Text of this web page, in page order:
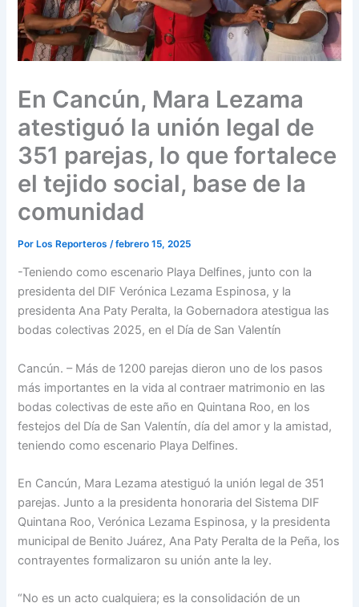
En Cancún, Mara Lezama
atestiguó la unión legal de
351 parejas, lo que fortalece
el tejido social, base de la
comunidad
PorLos Reporteros /febrero 15, 2025
-Teniendo como escenario Playa Delfines, junto con la
presidenta del DIF Verónica Lezama Espinosa, y la
presidenta Ana Paty Peralta, la Gobernadora atestigua las
bodas colectivas 2025, en el Día de San Valentín
Cancún. – Más de 1200 parejas dieron uno de los pasos
más importantes en la vida al contraer matrimonio en las
bodas colectivas de este año en Quintana Roo, en los
festejos del Día de San Valentín, día del amor y la amistad,
teniendo como escenario Playa Delfines.
En Cancún, Mara Lezama atestiguó la unión legal de 351
parejas. Junto a la presidenta honoraria del Sistema DIF
Quintana Roo, Verónica Lezama Espinosa, y la presidenta
municipal de Benito Juárez, Ana Paty Peralta de la Peña, los
contrayentes formalizaron su unión ante la ley.
“No es un acto cualquiera; es la consolidación de un